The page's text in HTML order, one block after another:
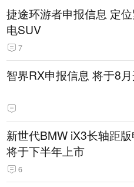
捷途环游者申报信息 定
电SUV
7
智界RX申报信息 将于8
新世代BMW iX3长轴距
将于下半年上市
6